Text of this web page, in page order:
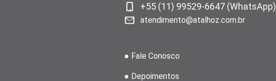
+55 (11) 99529-6647 (WhatsApp)
atendimento@atalhoz.com.br
● Fale Conosco
● Depoimentos